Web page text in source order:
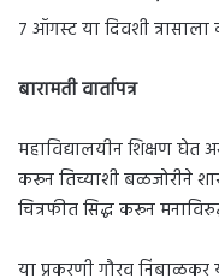
७ ऑगस्ट या दिवशी
बारामती वार्तापत्र
महाविद्यालयीन शिक्षण
करून तिच्याशी बळजोरीने
चित्रफीत सिद्ध करून
या प्रकरणी गौरव